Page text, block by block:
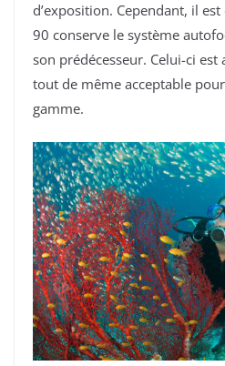
d’exposition. Cependant, il
90 conserve le système
son prédécesseur. Celui-ci est
tout de même acceptable
gamme.